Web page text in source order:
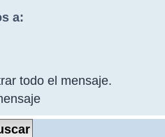
a:
todo el mensaje.